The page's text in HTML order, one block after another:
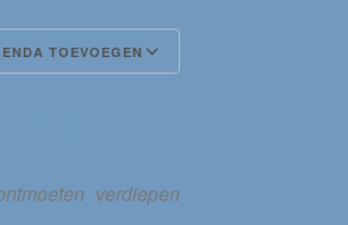
TOEVOEGEN
verdiepen